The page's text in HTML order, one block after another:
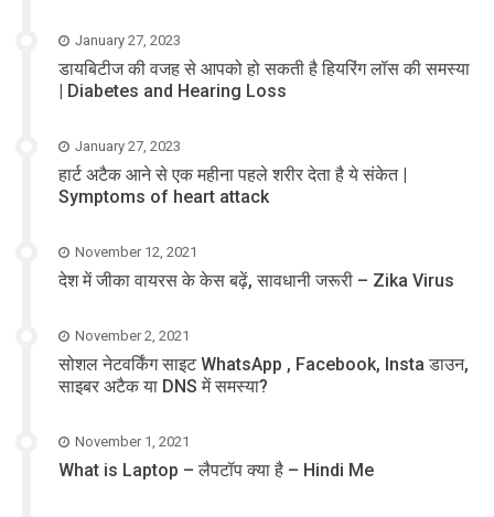
January 27, 2023
डायबिटीज की वजह से आपको हो सकती है हियरिंग लॉस की समस्या
| Diabetes and Hearing Loss
January 27, 2023
हार्ट अटैक आने से एक महीना पहले शरीर देता है ये संकेत |
Symptoms of heart attack
November 12, 2021
देश में जीका वायरस के केस बढ़ें, सावधानी जरूरी – Zika Virus
November 2, 2021
सोशल नेटवर्किंग साइट WhatsApp , Facebook, Insta डाउन,
साइबर अटैक या DNS में समस्या?
November 1, 2021
What is Laptop – लैपटॉप क्या है – Hindi Me